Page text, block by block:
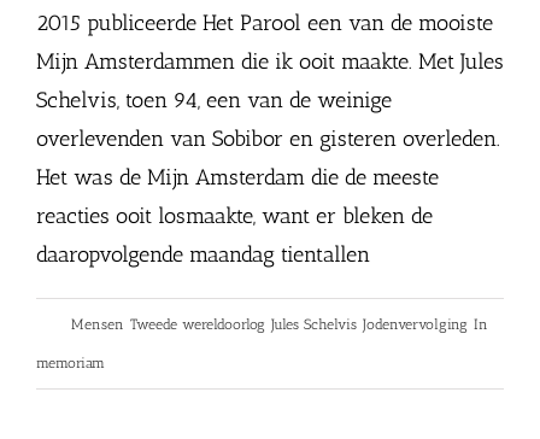
2015 publiceerde Het Parool een van de mooiste
Mijn Amsterdammen die ik ooit maakte. Met Jules
Schelvis, toen 94, een van de weinige
overlevenden van Sobibor en gisteren overleden.
Het was de Mijn Amsterdam die de meeste
reacties ooit losmaakte, want er bleken de
daaropvolgende maandag tientallen
Mensen Tweede wereldoorlog Jules Schelvis Jodenvervolging In
memoriam